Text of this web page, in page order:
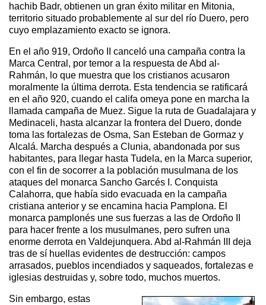
hachib Badr, obtienen un gran éxito militar en Mitonia,
territorio situado probablemente al sur del río Duero, pero
cuyo emplazamiento exacto se ignora.
En el año 919, Ordoño II canceló una campaña contra la
Marca Central, por temor a la respuesta de Abd al-
Rahmán, lo que muestra que los cristianos acusaron
moralmente la última derrota. Esta tendencia se ratificará
en el año 920, cuando el califa omeya pone en marcha la
llamada campaña de Muez. Sigue la ruta de Guadalajara y
Medinaceli, hasta alcanzar la frontera del Duero, donde
toma las fortalezas de Osma, San Esteban de Gormaz y
Alcalá. Marcha después a Clunia, abandonada por sus
habitantes, para llegar hasta Tudela, en la Marca superior,
con el fin de socorrer a la población musulmana de los
ataques del monarca Sancho Garcés I. Conquista
Calahorra, que había sido evacuada en la campaña
cristiana anterior y se encamina hacia Pamplona. El
monarca pamplonés une sus fuerzas a las de Ordoño II
para hacer frente a los musulmanes, pero sufren una
enorme derrota en Valdejunquera. Abd al-Rahmán III deja
tras de sí huellas evidentes de destrucción: campos
arrasados, pueblos incendiados y saqueados, fortalezas e
iglesias destruidas y, sobre todo, muchos muertos.
Sin embargo, estas